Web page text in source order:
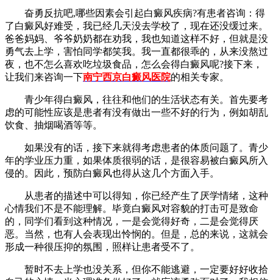
奋勇反抗吧,哪些因素会引起白癜风疾病?有患者咨询：得
了白癜风好难受，我已经几天没去学校了，现在还没缓过来。
爸爸妈妈、爷爷奶奶都在劝我，我也知道这样不好，但就是没
勇气去上学，害怕同学都笑我。我一直都很乖的，从来没熬过
夜，也不怎么喜欢吃垃圾食品，怎么会得白癜风呢?接下来，
让我们来咨询一下南宁西京白癜风医院的相关专家。
青少年得白癜风，往往和他们的生活状态有关。首先要考
虑的可能性应该是患者有没有做出一些不好的行为，例如胡乱
饮食、抽烟喝酒等等。
如果没有的话，接下来就得考虑患者的体质问题了。青少
年的学业压力重，如果体质很弱的话，是很容易被白癜风所入
侵的。因此，预防白癜风也得从这几个方面入手。
从患者的描述中可以得知，你已经产生了厌学情绪，这种
心情我们不是不能理解。毕竟白癜风对容貌的打击可是致命
的，同学们看到这种情况，一是会觉得好奇，二是会觉得厌
恶。当然，也有人会表现出怜悯的。但是，总的来说，这就会
形成一种很压抑的氛围，照样让患者受不了。
暂时不去上学也没关系，但你不能逃避，一定要好好收拾